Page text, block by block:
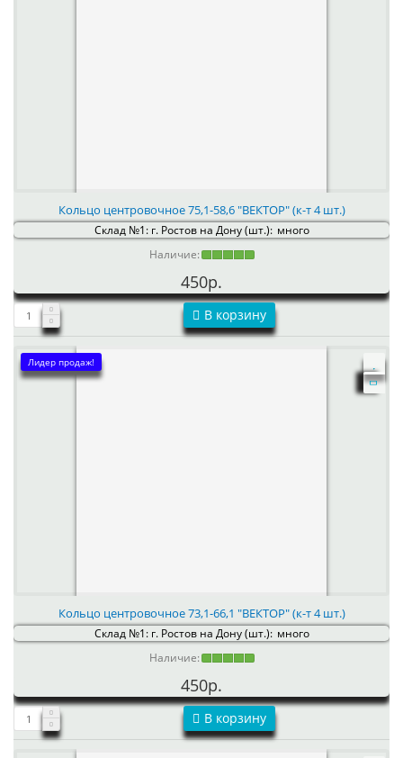
Кольцо центровочное 75,1-58,6 "ВЕКТОР" (к-т 4 шт.)
Склад №1: г. Ростов на Дону (шт.): много
Наличие:
450р.
В корзину
Лидер продаж!
Кольцо центровочное 73,1-66,1 "ВЕКТОР" (к-т 4 шт.)
Склад №1: г. Ростов на Дону (шт.): много
Наличие:
450р.
В корзину